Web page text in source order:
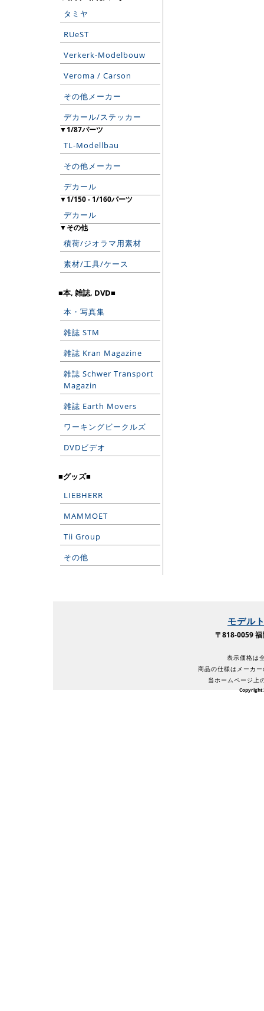
タミヤ
RUeST
Verkerk-Modelbouw
Veroma / Carson
その他メーカー
デカール/ステッカー
▼1/87パーツ
TL-Modellbau
その他メーカー
デカール
▼1/150 - 1/160パーツ
デカール
▼その他
積荷/ジオラマ用素材
素材/工具/ケース
■本, 雑誌, DVD■
本・写真集
雑誌 STM
雑誌 Kran Magazine
雑誌 Schwer Transport
Magazin
雑誌 Earth Movers
ワーキングビークルズ
DVDビデオ
■グッズ■
LIEBHERR
MAMMOET
Tii Group
その他
モデル
〒818-0059
表示価格は
商品の仕様はメーカ
当ホームページ上
Copyright